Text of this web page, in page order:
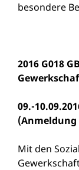
besondere
2016 G018
09.-
(Anmeldung
Mit den